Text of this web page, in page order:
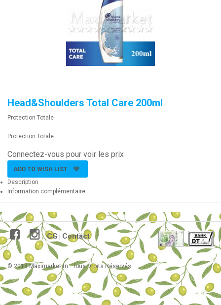
Head&Shoulders Total Care 200ml
Protection Totale
Protection Totale
Connectez-vous pour voir les prix
ADD TO WISH LIST
Description
Information complémentaire
CG Contact
© 2018 Maximarket.tn . Tous Droits Réservés.